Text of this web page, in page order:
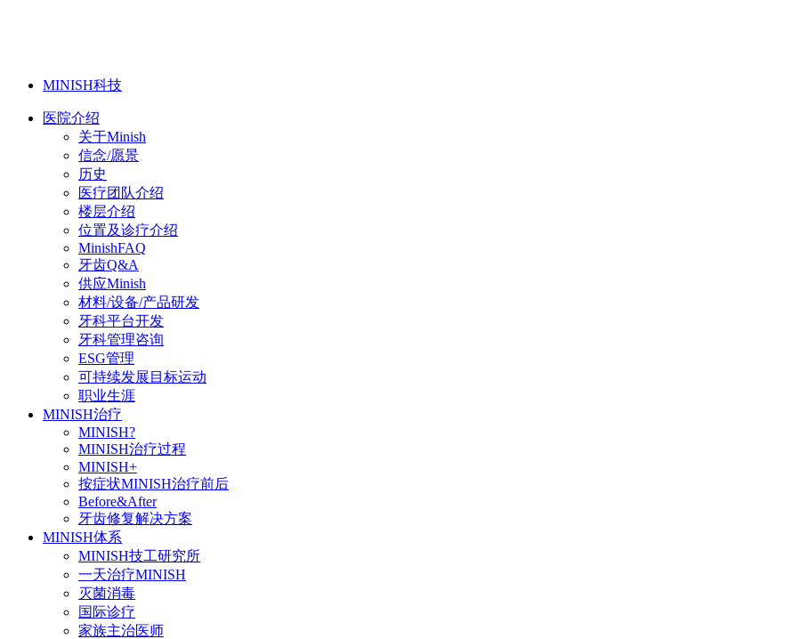
MINISH科技
医院介绍
关于Minish
信念/愿景
历史
医疗团队介绍
楼层介绍
位置及诊疗介绍
MinishFAQ
牙齿Q&A
供应Minish
材料/设备/产品研发
牙科平台开发
牙科管理咨询
ESG管理
可持续发展目标运动
职业生涯
MINISH治疗
MINISH?
MINISH治疗过程
MINISH+
按症状MINISH治疗前后
Before&After
牙齿修复解决方案
MINISH体系
MINISH技工研究所
一天治疗MINISH
灭菌消毒
国际诊疗
家族主治医师